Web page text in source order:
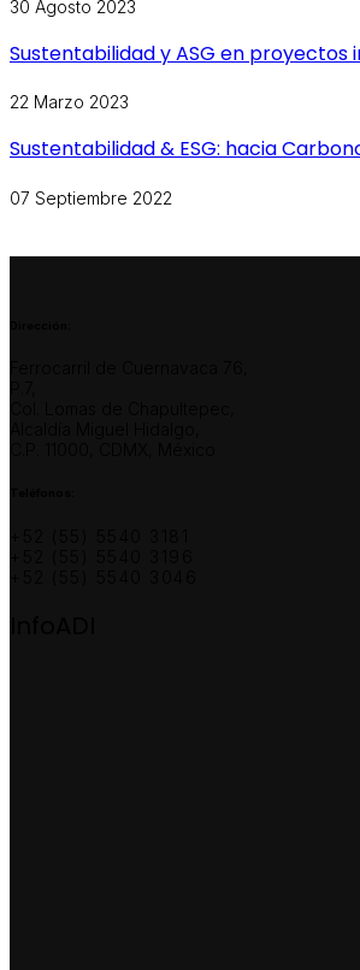
30 Agosto 2023
Sustentabilidad y ASG en proyectos
22 Marzo 2023
Sustentabilidad & ESG: hacia
07 Septiembre 2022